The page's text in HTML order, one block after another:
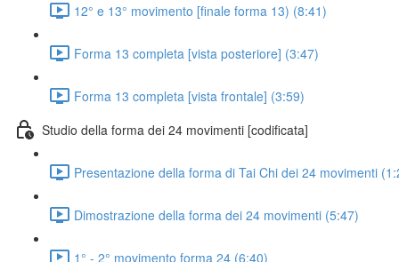
12° e 13° movimento [finale forma 13) (8:41)
Forma 13 completa [vista posteriore] (3:47)
Forma 13 completa [vista frontale] (3:59)
Studio della forma dei 24 movimenti [codificata]
Presentazione della forma di Tai Chi dei 24 movimenti
Dimostrazione della forma dei 24 movimenti (5:47)
1° - 2° movimento forma 24 (6:40)